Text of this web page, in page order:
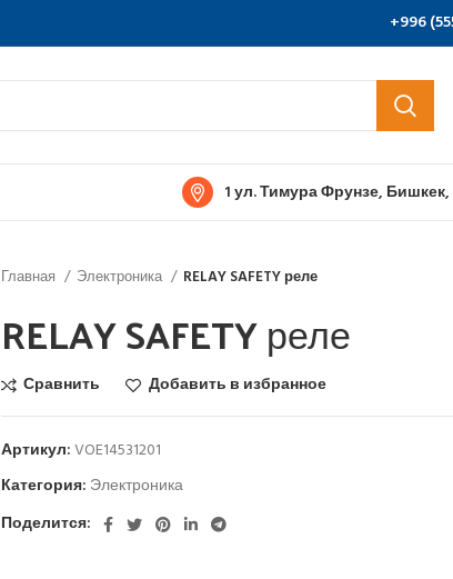
+996
1 ул. Тимура Фрунзе,
Главная Электроника RELAY SAFETY реле
RELAY SAFETY реле
Сравнить Добавить в избранное
Артикул:VOE14531201
Категория: Электроника
Поделится: